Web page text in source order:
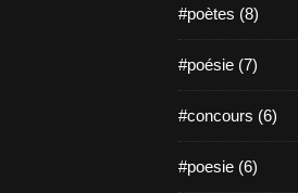
#poètes (8)
#poésie (7)
#concours (6)
#poesie (6)